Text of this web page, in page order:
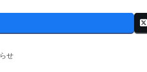
せ